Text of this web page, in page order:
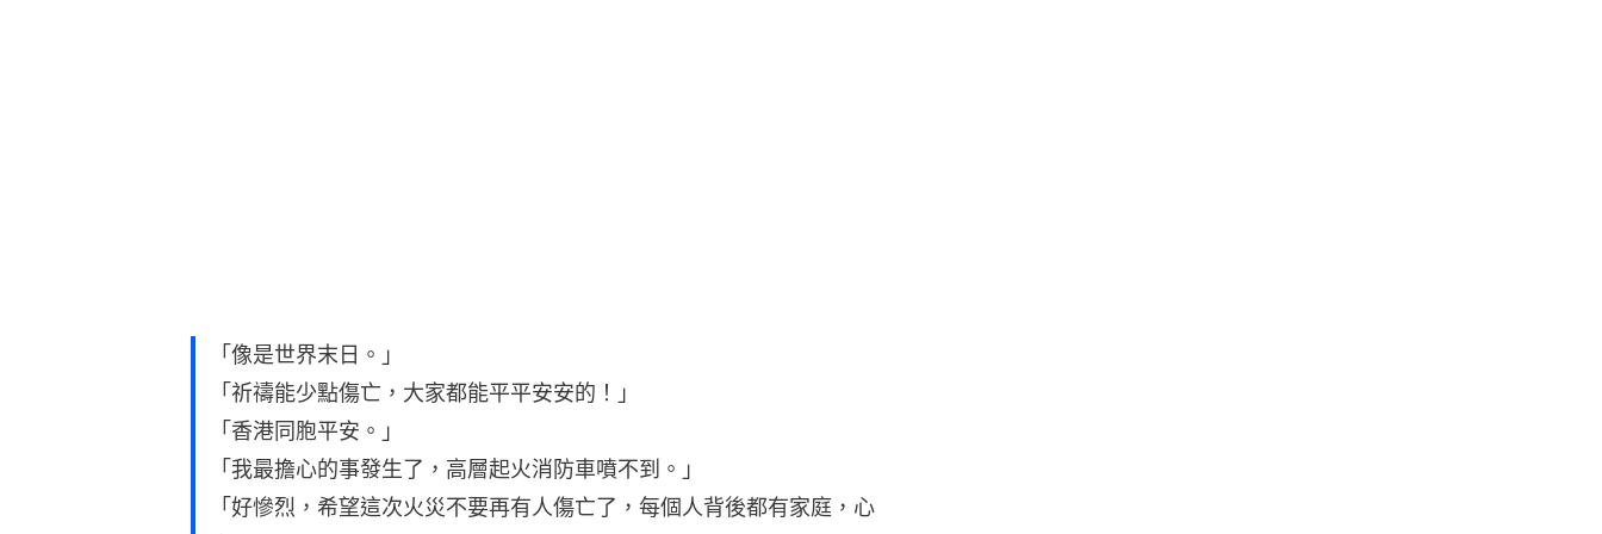
「像是世界末日。」
「祈禱能少點傷亡，大家都能平平安安的！」
「香港同胞平安。」
「我最擔心的事發生了，高層起火消防車噴不到。」
「好慘烈，希望這次火災不要再有人傷亡了，每個人背後都有家庭，心